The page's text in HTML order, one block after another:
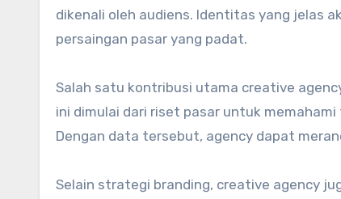
dikenali oleh audiens. Identitas yang jelas
persaingan pasar yang padat.
Salah satu kontribusi utama creative
ini dimulai dari riset pasar untuk
Dengan data tersebut, agency dapat
Selain strategi branding, creative agency